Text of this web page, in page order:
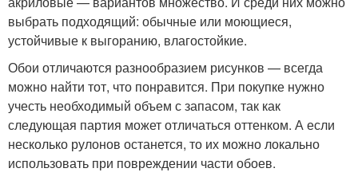
выбрать подходящий: обычные или моющиеся,
устойчивые к выгоранию, влагостойкие.
Обои отличаются разнообразием рисунков — всегда
можно найти тот, что понравится. При покупке нужно
учесть необходимый объем с запасом, так как
следующая партия может отличаться оттенком. А если
несколько рулонов останется, то их можно локально
использовать при повреждении части обоев.